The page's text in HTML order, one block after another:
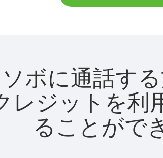
ボに通話す
レジットを利
ることがで